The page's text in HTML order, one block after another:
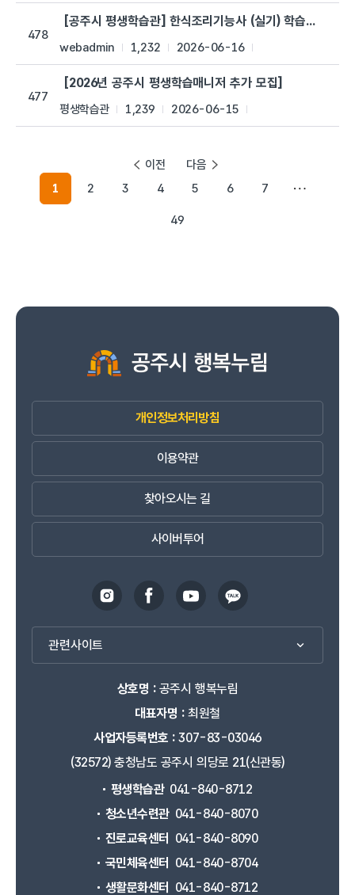
478
[공주시 평생학습관] 한식조리기능사 (실기) 학습자 추가
webadmin 1,232 2026-06-16
477
[2026년 공주시 평생학습매니저 추가 모집]
평생학습관 1,239 2026-06-15
이전
1
2 3 4 5 6 7
49
다음
개인정보처리방침
이용약관
찾아오시는 길
사이버투어
관련사이트
상호명 :공주시 행복누림
대표자명 :최원철
사업자등록번호 :307-83-03046
(32572) 충청남도 공주시 의당로 21(신관동)
평생학습관 041-840-8712
청소년수련관 041-840-8070
진로교육센터
041-840-8090
국민체육센터
041-840-8704
생활문화센터
041-840-8712